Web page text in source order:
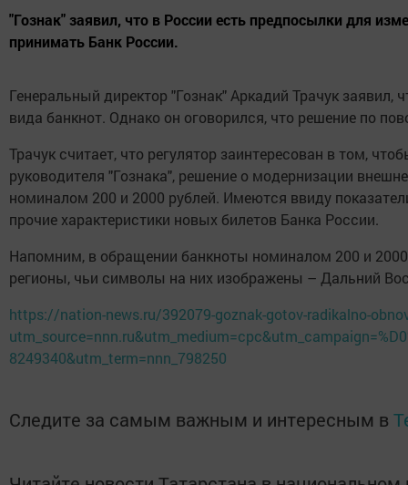
"Гознак" заявил, что в России есть предпосылки для
принимать Банк России.
Генеральный директор "Гознак" Аркадий Трачук​​
вида банкнот. Однако он оговорился, что решение по
Трачук считает, что регулятор заинтересован в том,
руководителя "Гознака", решение о модернизации
номиналом 200 и 2000 рублей. Имеются ввиду
прочие характеристики новых билетов Банка России.
Напомним, в обращении банкноты номиналом 200 и
регионы, чьи символы на них изображены – Дальний
https://nation-news.ru/392079-goznak-gotov-radikalno-
8249340&utm_term=nnn_798250
Следите за самым важным и интересным в